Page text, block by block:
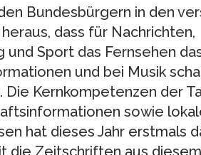
Bundesbürgern in den
dass für Nachrichten,
Sport das Fernsehen
und bei Musik
Die Kernkompetenzen der
sowie
hat dieses Jahr erstmals